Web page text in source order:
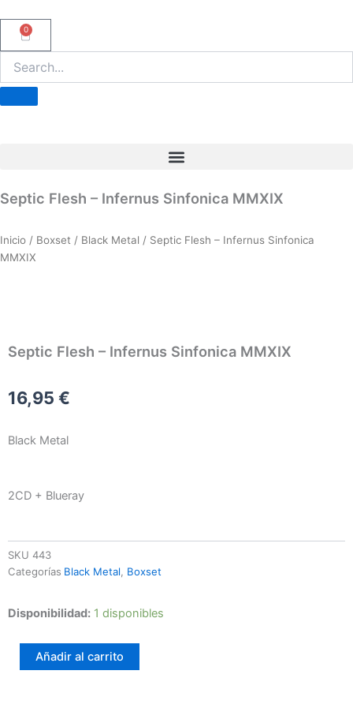
0
Carrito
Septic Flesh – Infernus Sinfonica MMXIX
Inicio / Boxset / Black Metal / Septic Flesh – Infernus Sinfonica
MMXIX
Septic Flesh – Infernus Sinfonica MMXIX
16,95 €
Black Metal
2CD + Blueray
SKU 443
Categorías Black Metal Boxset
Disponibilidad: 1 disponibles
Septic
Infernus
Sinfonica
Añadir al carrito